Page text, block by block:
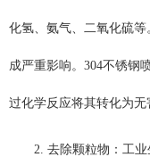
化氢、氨气、二氧化硫
成严重影响。304不锈钢
过化学反应将其转化为无
2. 去除颗粒物：工